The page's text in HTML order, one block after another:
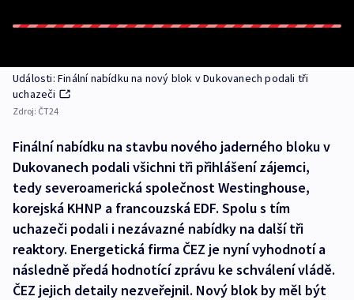
Události: Finální nabídku na nový blok v Dukovanech podali tři
uchazeči
Zdroj: ČT24
Finální nabídku na stavbu nového jaderného bloku v
Dukovanech podali všichni tři přihlášení zájemci,
tedy severoamerická společnost Westinghouse,
korejská KHNP a francouzská EDF. Spolu s tím
uchazeči podali i nezávazné nabídky na další tři
reaktory. Energetická firma ČEZ je nyní vyhodnotí a
následně předá hodnotící zprávu ke schválení vládě.
ČEZ jejich detaily nezveřejnil. Nový blok by měl být